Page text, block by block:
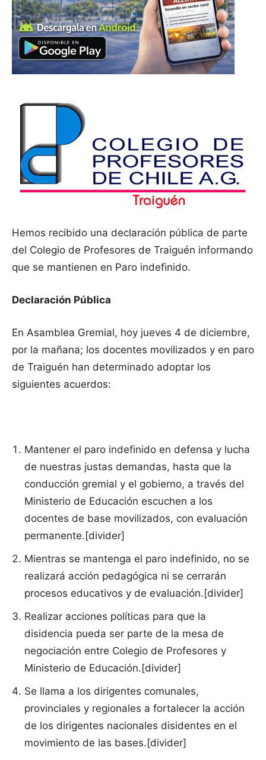
Hemos recibido una declaración pública de parte
del Colegio de Profesores de Traiguén informando
que se mantienen en Paro indefinido.
Declaración Pública
En Asamblea Gremial, hoy jueves 4 de diciembre,
por la mañana; los docentes movilizados y en paro
de Traiguén han determinado adoptar los
siguientes acuerdos:
Mantener el paro indefinido en defensa y lucha
de nuestras justas demandas, hasta que la
conducción gremial y el gobierno, a través del
Ministerio de Educación escuchen a los
docentes de base movilizados, con evaluación
permanente.[divider]
Mientras se mantenga el paro indefinido, no se
realizará acción pedagógica ni se cerrarán
procesos educativos y de evaluación.[divider]
Realizar acciones políticas para que la
disidencia pueda ser parte de la mesa de
negociación entre Colegio de Profesores y
Ministerio de Educación.[divider]
Se llama a los dirigentes comunales,
provinciales y regionales a fortalecer la acción
de los dirigentes nacionales disidentes en el
movimiento de las bases.[divider]